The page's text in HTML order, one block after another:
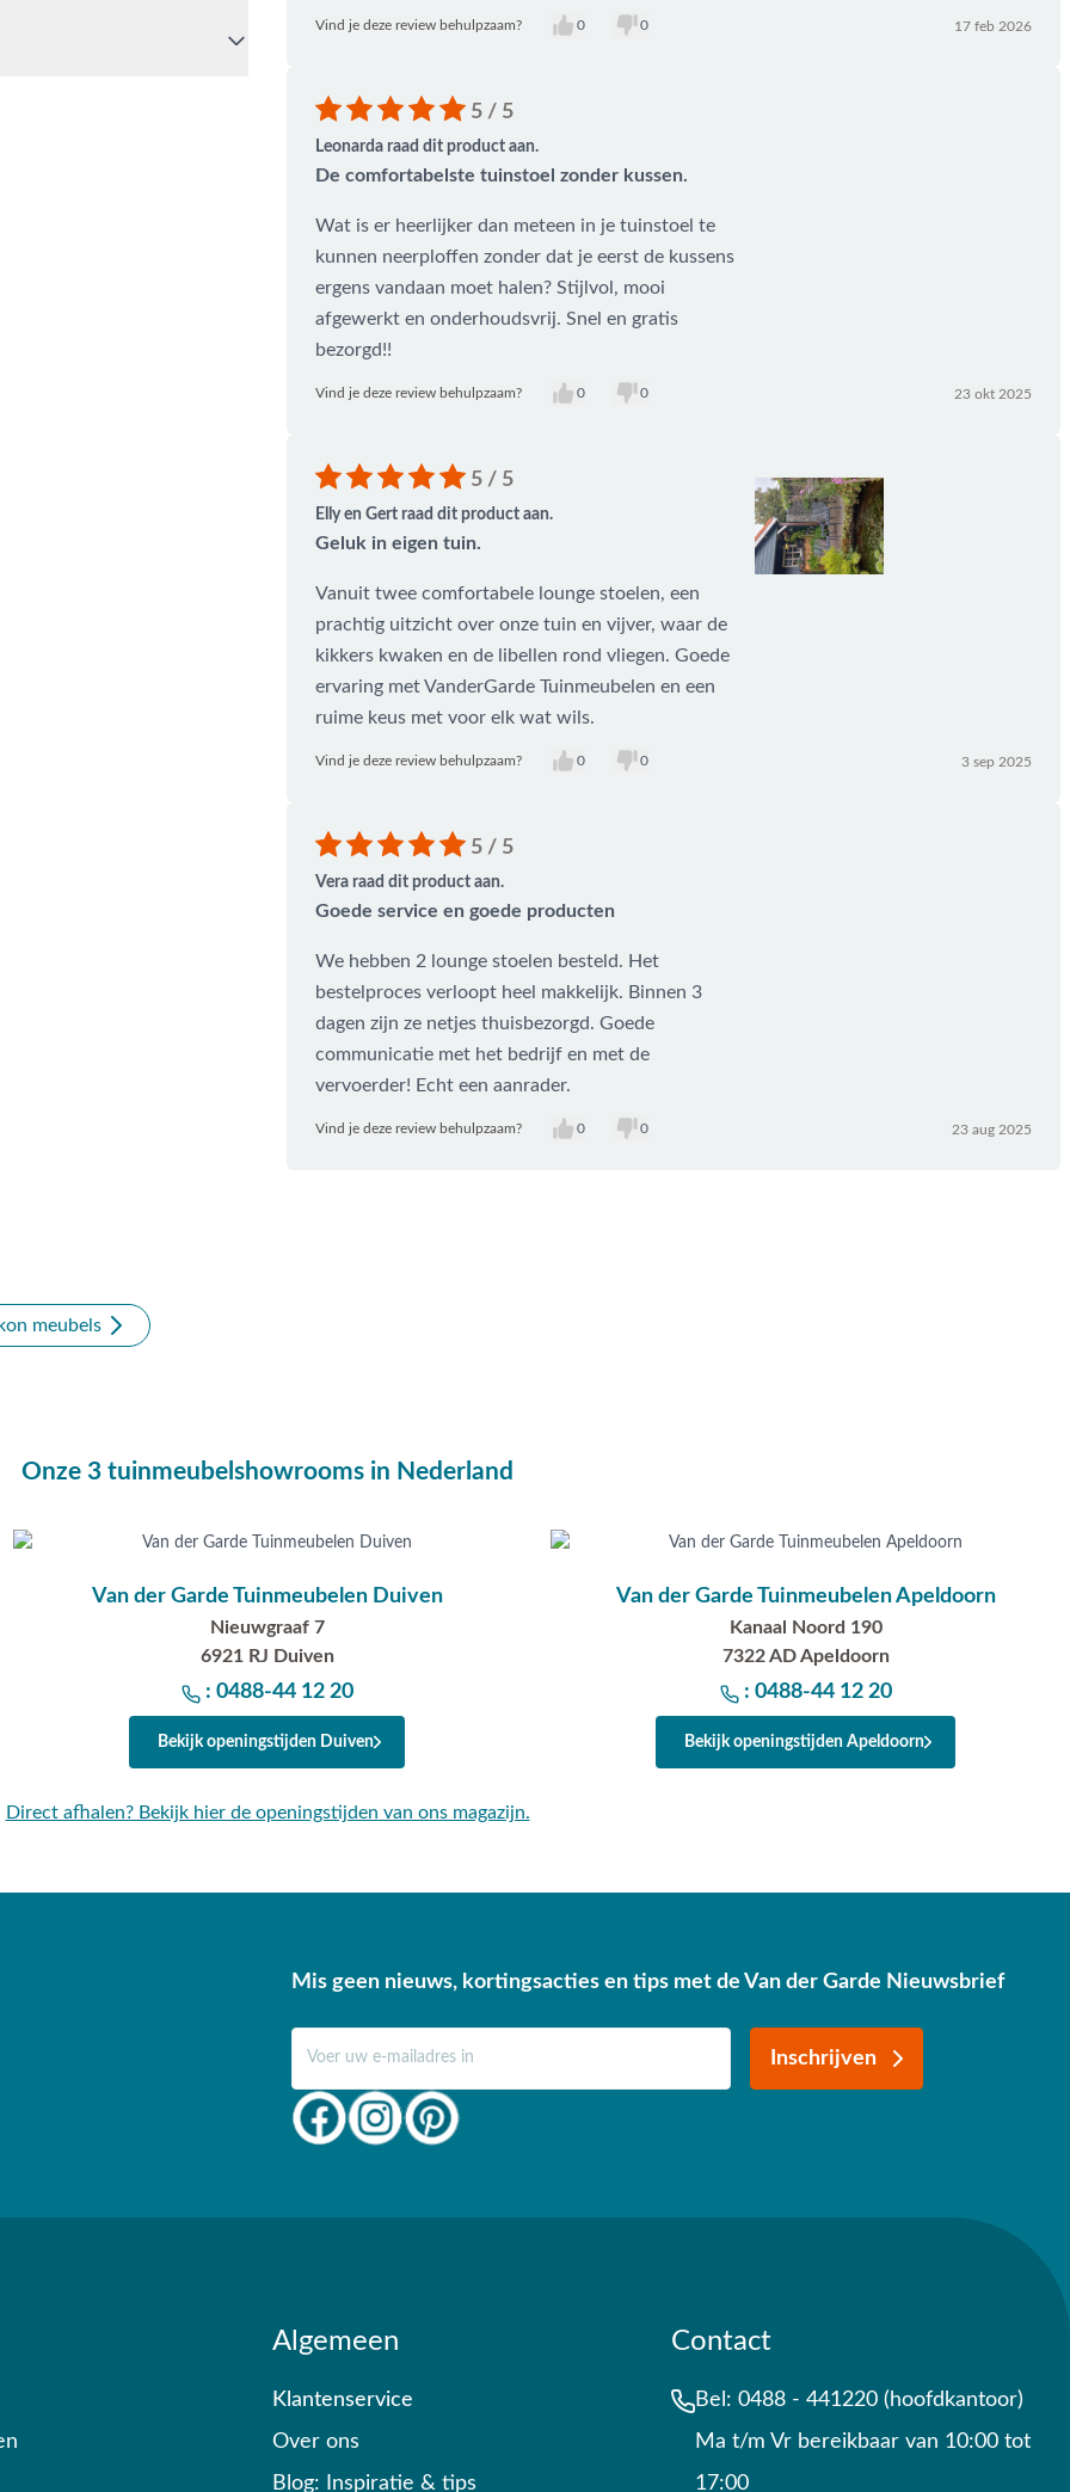
Onze specialisten voorzien
Vind je deze review behulpzaam? 0 0 17 feb 2026
5 / 5
Leonarda raad dit product aan.
De comfortabelste tuinstoel zonder kussen.
Wat is er heerlijker dan meteen in je tuinstoel te
kunnen neerploffen zonder dat je eerst de kussens
ergens vandaan moet halen? Stijlvol, mooi
afgewerkt en onderhoudsvrij. Snel en gratis
bezorgd!!
Vind je deze review behulpzaam? 0 0 23 okt 2025
5 / 5
Elly en Gert raad dit product aan.
Geluk in eigen tuin.
Vanuit twee comfortabele lounge stoelen, een
prachtig uitzicht over onze tuin en vijver, waar de
kikkers kwaken en de libellen rond vliegen. Goede
ervaring met VanderGarde Tuinmeubelen en een
ruime keus met voor elk wat wils.
Vind je deze review behulpzaam? 0 0 3 sep 2025
5 / 5
Vera raad dit product aan.
Goede service en goede producten
We hebben 2 lounge stoelen besteld. Het
bestelproces verloopt heel makkelijk. Binnen 3
dagen zijn ze netjes thuisbezorgd. Goede
communicatie met het bedrijf en met de
vervoerder! Echt een aanrader.
Vind je deze review behulpzaam? 0 0 23 aug 2025
meubels
Onze 3 tuinmeubelshowrooms in Nederland
Van der Garde Tuinmeubelen Duiven
Nieuwgraaf 7
6921 RJ Duiven
: 0488-44 12 20
Bekijk openingstijden Duiven
Van der Garde Tuinmeubelen Apeldoorn
Kanaal Noord 190
7322 AD Apeldoorn
: 0488-44 12 20
Bekijk openingstijden Apeldoorn
Direct afhalen? Bekijk hier de openingstijden van ons magazijn.
Mis geen nieuws, kortingsacties en tips met de Van der Garde Nieuwsbrief
Inschrijven
Algemeen
Klantenservice
Over ons
Blog: Inspiratie & tips
Contact
Bel: 0488 - 441220 (hoofdkantoor)
Ma t/m Vr bereikbaar van 10:00 tot
17:00